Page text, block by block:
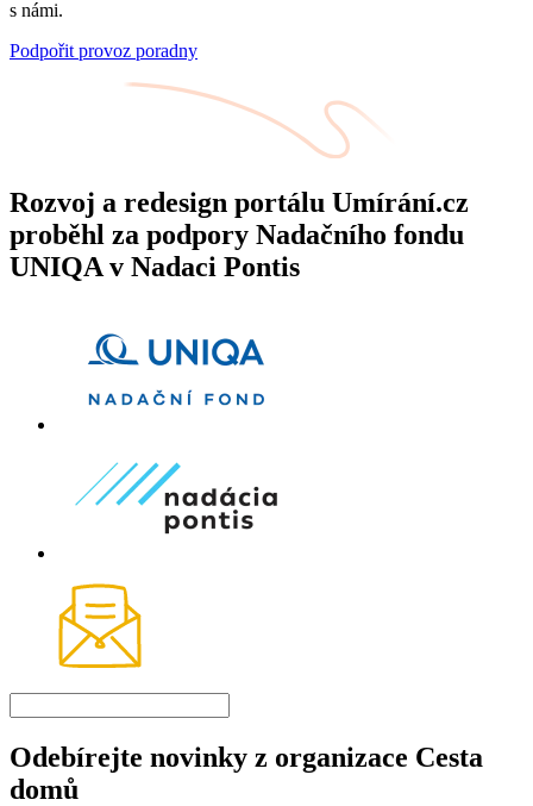
s námi.
Podpořit provoz poradny
Rozvoj a redesign portálu Umírání.cz
proběhl za podpory Nadačního fondu
UNIQA v Nadaci Pontis
Odebírejte novinky z organizace Cesta
domů